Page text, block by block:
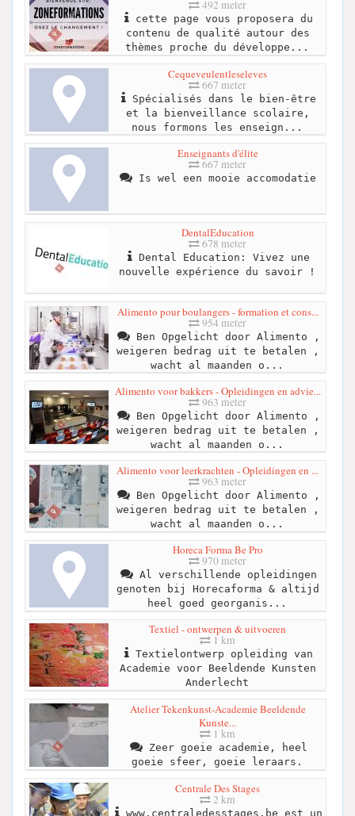
492 meter
cette page vous proposera du
contenu de qualité autour des
thèmes proche du développe...
Cequeveulentleseleves
667 meter
Spécialisés dans le bien-être
et la bienveillance scolaire,
nous formons les enseign...
Enseignants d'élite
667 meter
Is wel een mooie accomodatie
DentalEducation
678 meter
Dental Education: Vivez une
nouvelle expérience du savoir !
Alimento pour boulangers - formation et cons...
954 meter
Ben Opgelicht door Alimento ,
weigeren bedrag uit te betalen ,
wacht al maanden o...
Alimento voor bakkers - Opleidingen en advie...
963 meter
Ben Opgelicht door Alimento ,
weigeren bedrag uit te betalen ,
wacht al maanden o...
Alimento voor leerkrachten - Opleidingen en ...
963 meter
Ben Opgelicht door Alimento ,
weigeren bedrag uit te betalen ,
wacht al maanden o...
Horeca Forma Be Pro
970 meter
Al verschillende opleidingen
genoten bij Horecaforma & altijd
heel goed georganis...
Textiel - ontwerpen & uitvoeren
1 km
Textielontwerp opleiding van
Academie voor Beeldende Kunsten
Anderlecht
Atelier Tekenkunst-Academie Beeldende
Kunste...
1 km
Zeer goeie academie, heel
goeie sfeer, goeie leraars.
Centrale Des Stages
2 km
www.centraledesstages.be est un